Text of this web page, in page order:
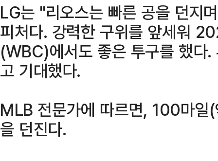
LG는 "리오스는 빠른 공을 던지
피처다. 강력한 구위를 앞세워
(WBC)에서도 좋은 투구를 했다
고 기대했다.
MLB 전문가에 따르면, 100마
을 던진다.